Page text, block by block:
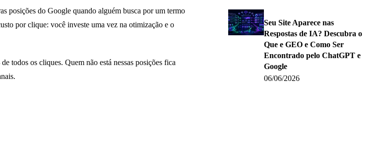
posições do Google quando alguém busca por um termo
por clique: você investe uma vez na otimização e o
todos os cliques. Quem não está nessas posições fica
Seu Site Aparece nas
Respostas de IA? Descubra o
Que e GEO e Como Ser
Encontrado pelo ChatGPT e
Google
06/06/2026